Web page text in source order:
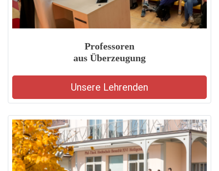
Professoren
aus Überzeugung
Unsere Lehrenden